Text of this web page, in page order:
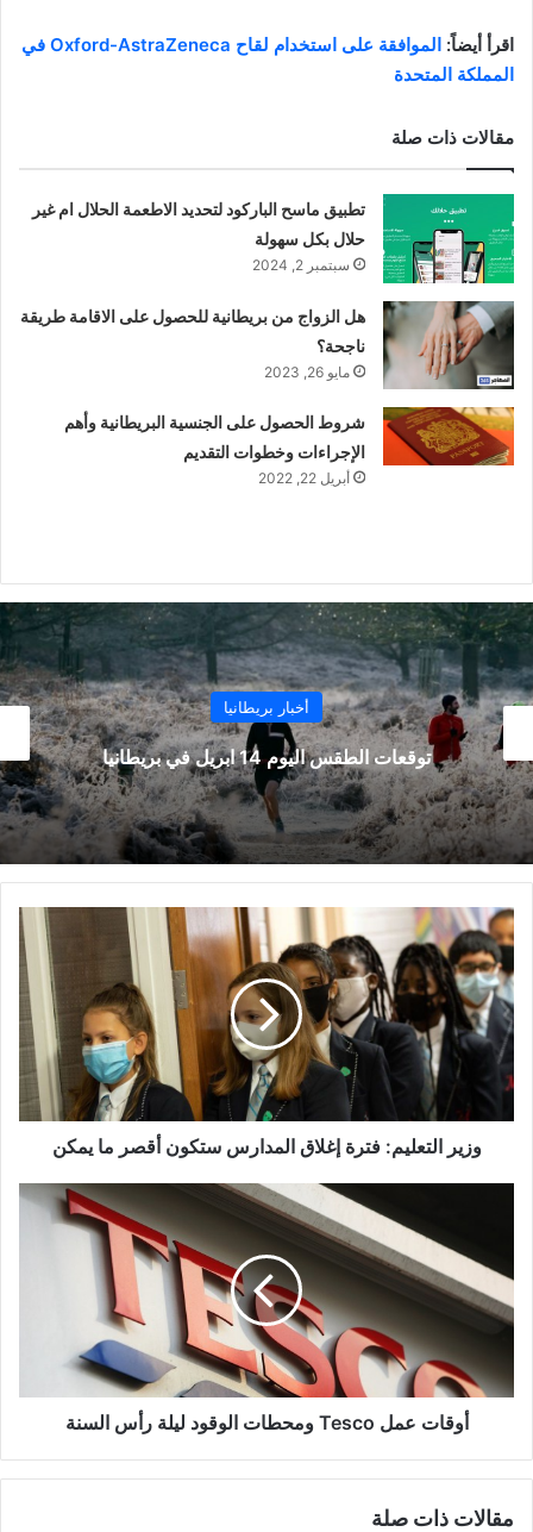
اقرأ أيضاً:
الموافقة على استخدام لقاح Oxford-AstraZeneca في
المملكة المتحدة
مقالات ذات صلة
تطبيق ماسح الباركود لتحديد الاطعمة الحلال ام غير
حلال بكل سهولة
سبتمبر 2, 2024
هل الزواج من بريطانية للحصول على الاقامة طريقة
ناجحة؟
مايو 26, 2023
شروط الحصول على الجنسية البريطانية وأهم
الإجراءات وخطوات التقديم
أبريل 22, 2022
أخبار بريطانيا
أساطيل من القوارب تحاول دخول بريطانيا في نفس
الوقت للتغلب على دوريات الحدود
وزير
التعليم:
فترة
إغلاق
المدارس
ستكون
أقصر
ما
يمكن
وزير التعليم: فترة إغلاق المدارس ستكون أقصر ما يمكن
ومحطات
الوقود
ليلة
السنة
أوقات عمل Tesco ومحطات الوقود ليلة رأس السنة
مقالات ذات صلة